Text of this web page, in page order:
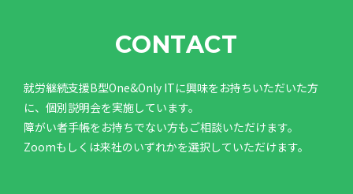
CONTACT
就労継続支援B型One&Only ITに興味をお持ちいただいた方
に、個別説明会を実施しています。
障がい者手帳をお持ちでない方もご相談いただけます。
Zoomもしくは来社のいずれかを選択していただけます。